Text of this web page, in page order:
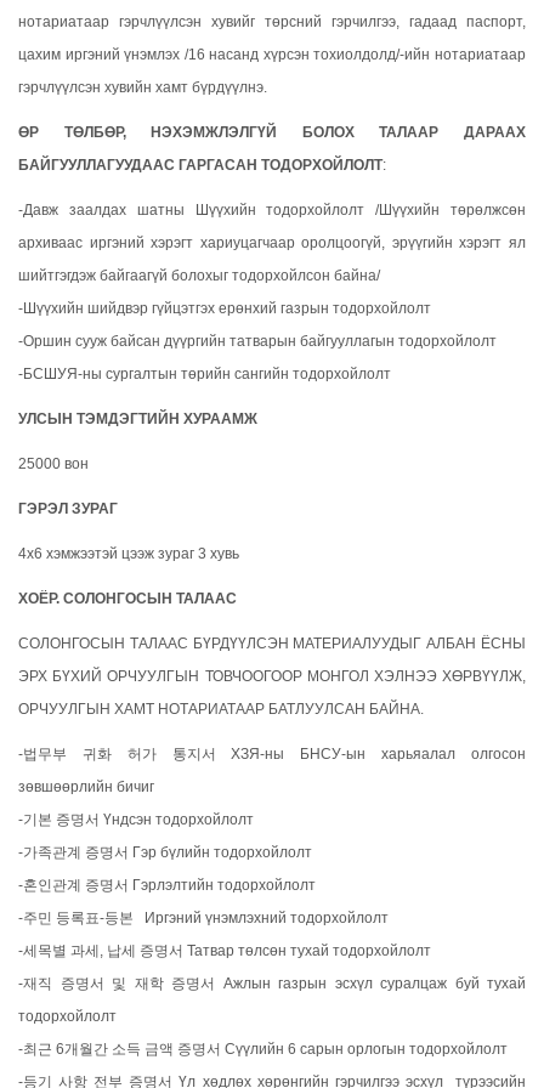
нотариатаар гэрчлүүлсэн хувийг төрсний гэрчилгээ, гадаад паспорт,
цахим иргэний үнэмлэх /16 насанд хүрсэн тохиолдолд/-ийн нотариатаар
гэрчлүүлсэн хувийн хамт бүрдүүлнэ.
ӨР ТӨЛБӨР, НЭХЭМЖЛЭЛГҮЙ БОЛОХ ТАЛААР ДАРААХ
БАЙГУУЛЛАГУУДААС ГАРГАСАН ТОДОРХОЙЛОЛТ:
-Давж заалдах шатны Шүүхийн тодорхойлолт /Шүүхийн төрөлжсөн
архиваас иргэний хэрэгт хариуцагчаар оролцоогүй, эрүүгийн хэрэгт ял
шийтгэгдэж байгаагүй болохыг тодорхойлсон байна/
-Шүүхийн шийдвэр гүйцэтгэх ерөнхий газрын тодорхойлолт
-Оршин сууж байсан дүүргийн татварын байгууллагын тодорхойлолт
-БСШУЯ-ны сургалтын төрийн сангийн тодорхойлолт
УЛСЫН ТЭМДЭГТИЙН ХУРААМЖ
25000 вон
ГЭРЭЛ ЗУРАГ
4х6 хэмжээтэй цээж зураг 3 хувь
ХОЁР. СОЛОНГОСЫН ТАЛААС
СОЛОНГОСЫН ТАЛААС БҮРДҮҮЛСЭН МАТЕРИАЛУУДЫГ АЛБАН ЁСНЫ
ЭРХ БҮХИЙ ОРЧУУЛГЫН ТОВЧООГООР МОНГОЛ ХЭЛНЭЭ ХӨРВҮҮЛЖ,
ОРЧУУЛГЫН ХАМТ НОТАРИАТААР БАТЛУУЛСАН БАЙНА.
-법무부 귀화 허가 통지서 ХЗЯ-ны БНСУ-ын харьяалал олгосон
зөвшөөрлийн бичиг
-기본 증명서 Үндсэн тодорхойлолт
-가족관계 증명서 Гэр бүлийн тодорхойлолт
-혼인관계 증명서 Гэрлэлтийн тодорхойлолт
-주민 등록표-등본 Иргэний үнэмлэхний тодорхойлолт
-세목별 과세, 납세 증명서 Татвар төлсөн тухай тодорхойлолт
-재직 증명서 및 재학 증명서 Ажлын газрын эсхүл суралцаж буй тухай
тодорхойлолт
-최근 6개월간 소득 금액 증명서 Сүүлийн 6 сарын орлогын тодорхойлолт
-등기 사항 전부 증명서 Үл хөдлөх хөрөнгийн гэрчилгээ эсхүл түрээсийн